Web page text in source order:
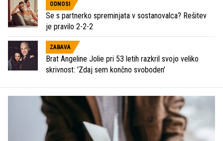
ODNOSI
Se s partnerko spreminjata v sostanovalca? Rešitev
je pravilo 2-2-2
ZABAVA
Brat Angeline Jolie pri 53 letih razkril svojo veliko
skrivnost: 'Zdaj sem končno svoboden'